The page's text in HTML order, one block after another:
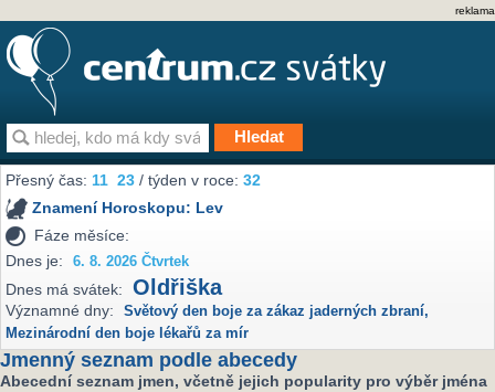
reklama
Přesný čas:11 23 / týden v roce:32
Znamení Horoskopu: Lev
Fáze měsíce:
Dnes je:
6. 8. 2026 Čtvrtek
Dnes má svátek: Oldřiška
Významné dny: Světový den boje za zákaz jaderných zbraní,
Mezinárodní den boje lékařů za mír
Jmenný seznam podle abecedy
Abecední seznam jmen, včetně jejich popularity pro výběr jména